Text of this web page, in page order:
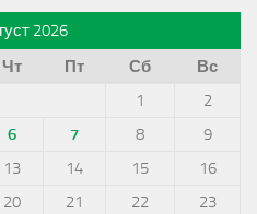
2026
Чт Пт Сб
Вс
1
2
6 7 8
9
13 14 15
16
20 21 22
23